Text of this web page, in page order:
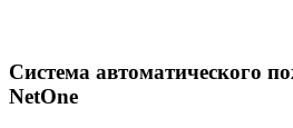
Система автоматического
NetOne